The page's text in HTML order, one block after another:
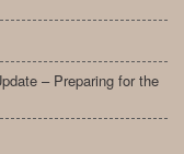
– Preparing for the